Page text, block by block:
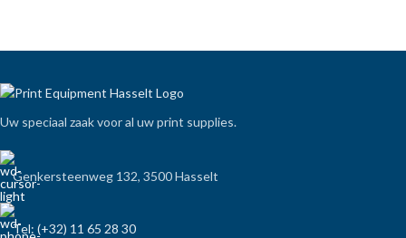
Uw speciaal zaak voor al uw print supplies.
Genkersteenweg 132, 3500 Hasselt
Tel: (+32) 11 65 28 30